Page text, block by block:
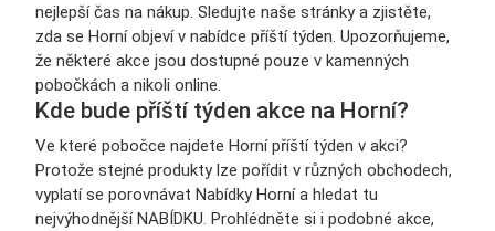
nejlepší čas na nákup. Sledujte naše stránky a zjistěte,
zda se Horní objeví v nabídce příští týden. Upozorňujeme,
že některé akce jsou dostupné pouze v kamenných
pobočkách a nikoli online.
Kde bude příští týden akce na Horní?
Ve které pobočce najdete Horní příští týden v akci?
Protože stejné produkty lze pořídit v různých obchodech,
vyplatí se porovnávat Nabídky Horní a hledat tu
nejvýhodnější NABÍDKU. Prohlédněte si i podobné akce,